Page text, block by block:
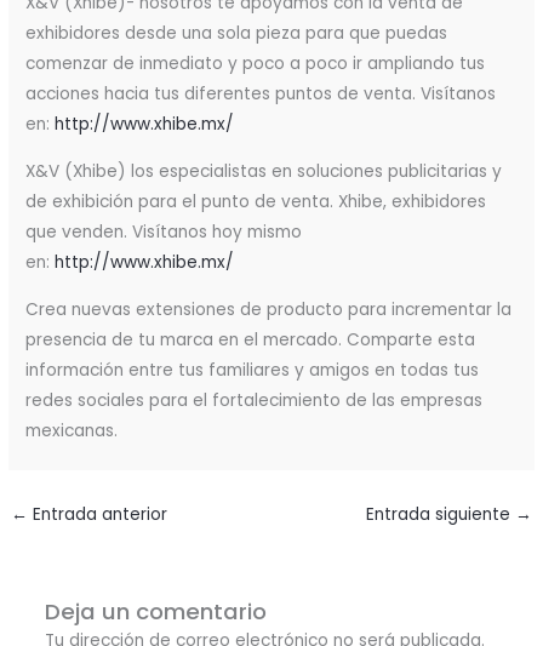
exhibidores desde una sola pieza para que puedas
comenzar de inmediato y poco a poco ir ampliando tus
acciones hacia tus diferentes puntos de venta. Visítanos
en:http://www.xhibe.mx/
X&V (Xhibe) los especialistas en soluciones publicitarias y
de exhibición para el punto de venta. Xhibe, exhibidores
que venden. Visítanos hoy mismo
en:http://www.xhibe.mx/
Crea nuevas extensiones de producto para incrementar la
presencia de tu marca en el mercado. Comparte esta
información entre tus familiares y amigos en todas tus
redes sociales para el fortalecimiento de las empresas
mexicanas.
← Entrada anterior Entrada siguiente →
Deja un comentario
Tu dirección de correo electrónico no será publicada.